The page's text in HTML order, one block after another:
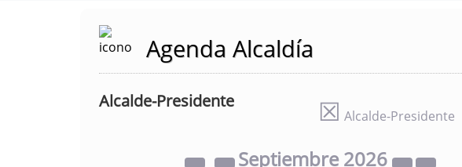
Agenda Alcaldía
Alcalde-Presidente ☒ Alcalde-Presidente
Septiembre 2026